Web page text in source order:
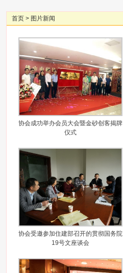
首页 > 图片新闻
协会成功举办会员大会暨金砂创客揭牌
仪式
协会受邀参加住建部召开的贯彻国务院
19号文座谈会